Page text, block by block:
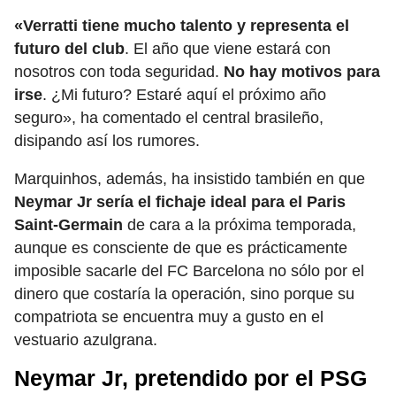
«Verratti tiene mucho talento y representa el
futuro del club. El año que viene estará con
nosotros con toda seguridad. No hay motivos para
irse. ¿Mi futuro? Estaré aquí el próximo año
seguro», ha comentado el central brasileño,
disipando así los rumores.
Marquinhos, además, ha insistido también en que
Neymar Jr sería el fichaje ideal para el Paris
Saint-Germain de cara a la próxima temporada,
aunque es consciente de que es prácticamente
imposible sacarle del FC Barcelona no sólo por el
dinero que costaría la operación, sino porque su
compatriota se encuentra muy a gusto en el
vestuario azulgrana.
Neymar Jr, pretendido por el PSG